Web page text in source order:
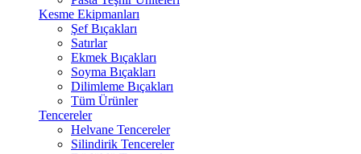
Kesme Ekipmanları
Şef Bıçakları
Satırlar
Ekmek Bıçakları
Soyma Bıçakları
Dilimleme Bıçakları
Tüm Ürünler
Tencereler
Helvane Tencereler
Silindirik Tencereler